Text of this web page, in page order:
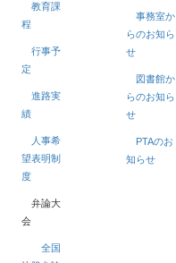
教育課
程
行事予
定
進路実
績
人事希
望表明制
度
弁論大
会
全国
事務室か
らのお知ら
せ
図書館か
らのお知ら
せ
PTAのお
知らせ